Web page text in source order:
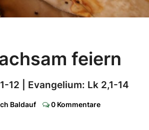
feiern
12 | Evangelium: Lk 2,1-14
Baldauf Comments
0 Kommentare